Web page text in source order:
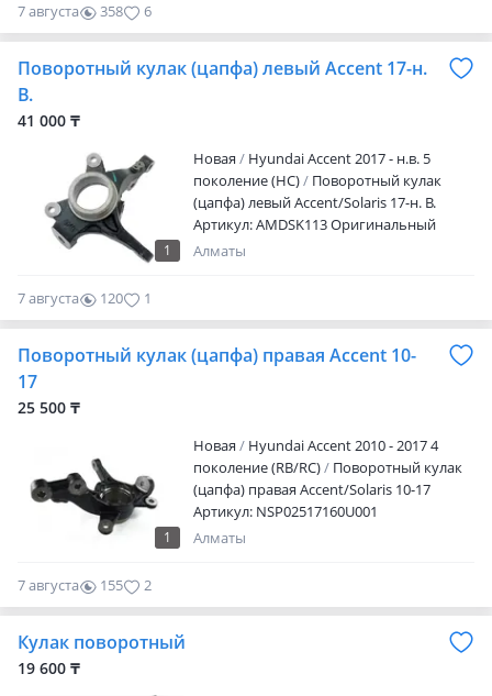
7 августа 358 6
Поворотный кулак (цапфа) левый Accent 17-н.
В.
41 000 ₸
1
Новая
Hyundai Accent 2017 - н.в. 5
поколение (HC)
Поворотный кулак
(цапфа) левый Accent/Solaris 17-н. В.
Артикул: AMDSK113 Оригинальный
артикул: 51716H5050 Дубликат
доставка по городу Алматы бесплатная.
Так же имеются оптовые продажи.
Алматы
7 августа 120 1
Поворотный кулак (цапфа) правая Accent 10-
17
25 500 ₸
1
Новая
Hyundai Accent 2010 - 2017 4
поколение (RB/RC)
Поворотный кулак
(цапфа) правая Accent/Solaris 10-17
Артикул: NSP02517160U001
Оригинальный артикул: 517160U001
тенге доставка по городу Алматы
Алматы
7 августа 155 2
Кулак поворотный
19 600 ₸